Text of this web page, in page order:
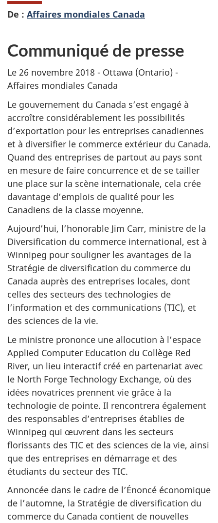
De : Affaires mondiales Canada
Communiqué de presse
Le 26 novembre 2018 - Ottawa (Ontario) -
Affaires mondiales Canada
Le gouvernement du Canada s’est engagé à
accroître considérablement les possibilités
d’exportation pour les entreprises canadiennes
et à diversifier le commerce extérieur du Canada.
Quand des entreprises de partout au pays sont
en mesure de faire concurrence et de se tailler
une place sur la scène internationale, cela crée
davantage d’emplois de qualité pour les
Canadiens de la classe moyenne.
Aujourd’hui, l’honorable Jim Carr, ministre de la
Diversification du commerce international, est à
Winnipeg pour souligner les avantages de la
Stratégie de diversification du commerce du
Canada auprès des entreprises locales, dont
celles des secteurs des technologies de
l’information et des communications (TIC), et
des sciences de la vie.
Le ministre prononce une allocution à l’espace
Applied Computer Education du Collège Red
River, un lieu interactif créé en partenariat avec
le North Forge Technology Exchange, où des
idées novatrices prennent vie grâce à la
technologie de pointe. Il rencontrera également
des responsables d’entreprises établies de
Winnipeg qui œuvrent dans les secteurs
florissants des TIC et des sciences de la vie, ainsi
que des entreprises en démarrage et des
étudiants du secteur des TIC.
Annoncée dans le cadre de l’Énoncé économique
de l’automne, la Stratégie de diversification du
commerce du Canada contient de nouvelles